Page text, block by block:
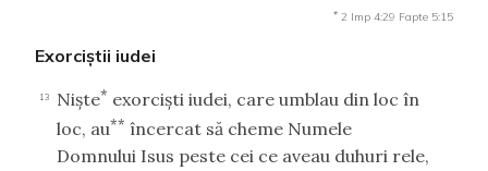
* 2 Imp 4:29 Fapte 5:15
Exorciştii iudei
13 Nişte* exorcişti iudei, care umblau din loc în
loc, au** încercat să cheme Numele
Domnului Isus peste cei ce aveau duhuri rele,